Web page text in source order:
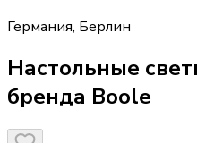
Германия, Берлин
Настольные
бренда Boole